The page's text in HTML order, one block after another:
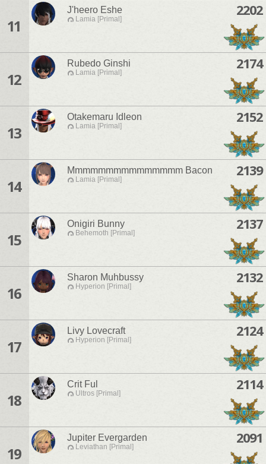
11
J'heero Eshe
Lamia [Primal]
2202
12
Rubedo Ginshi
Lamia [Primal]
2174
13
Otakemaru Idleon
Lamia [Primal]
2152
14
Mmmmmmmmmmmmmmm Bacon
Lamia [Primal]
2139
15
Onigiri Bunny
Behemoth [Primal]
2137
16
Sharon Muhbussy
Hyperion [Primal]
2132
17
Livy Lovecraft
Hyperion [Primal]
2124
18
Crit Ful
Ultros [Primal]
2114
19
Jupiter Evergarden
Leviathan [Primal]
2091